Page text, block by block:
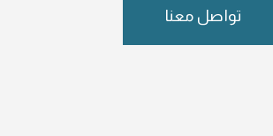
تواصل معنا